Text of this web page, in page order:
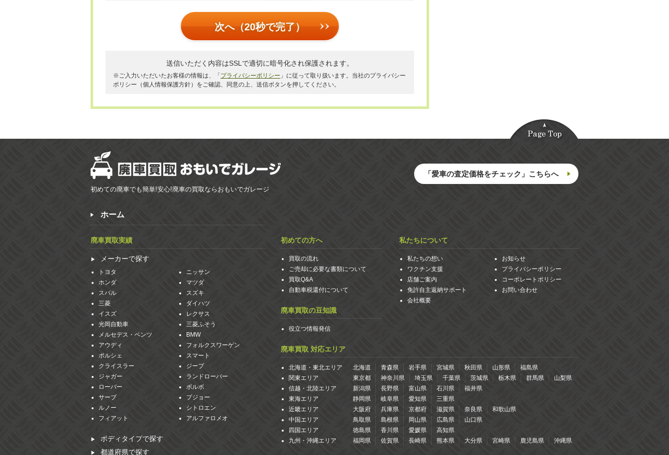
次へ（20秒で完了）
送信いただく内容はSSLで適切に暗号化され保護されます。
※ご入力いただいたお客様の情報は、「 プライバシーポリシー 」に従って取り扱います。当社のプライバシー
ポリシー（個人情報保護方針）をご確認、同意の上、送信ボタンを押してください。
初めての廃車でも簡単!安心!廃車の買取ならおもいでガレージ
「愛車の査定価格をチェック」こちらへ
ホーム
廃車買取実績
メーカーで探す
トヨタ
ニッサン
ホンダ
マツダ
スバル
スズキ
三菱
ダイハツ
イスズ
レクサス
光岡自動車
三菱ふそう
メルセデス・ベンツ
BMW
アウディ
フォルクスワーゲン
ポルシェ
スマート
クライスラー
ジープ
ジャガー
ランドローバー
ローバー
ボルボ
サーブ
プジョー
ルノー
シトロエン
フィアット
アルファロメオ
ボディタイプで探す
都道府県で探す
初めての方へ
買取の流れ
ご売却に必要な書類について
買取Q&A
自動車税還付について
廃車買取の豆知識
役立つ情報発信
私たちについて
私たちの想い
ワクチン支援
店舗ご案内
免許自主返納サポート
会社概要
お知らせ
プライバシーポリシー
コーポレートポリシー
お問い合わせ
廃車買取 対応エリア
北海道・東北エリア 北海道 青森県 岩手県 宮城県 秋田県 山形県
福島県
関東エリア
東京都 神奈川県 埼玉県 千葉県 茨城県 栃木県 群馬県
山梨県
信越・北陸エリア
新潟県 長野県 富山県 石川県
福井県
東海エリア
静岡県 岐阜県 愛知県
三重県
近畿エリア
大阪府 兵庫県 京都府 滋賀県 奈良県
和歌山県
中国エリア
鳥取県 島根県 岡山県 広島県
山口県
四国エリア
徳島県 香川県 愛媛県
高知県
九州・沖縄エリア
福岡県 佐賀県 長崎県 熊本県 大分県 宮崎県 鹿児島県 沖縄県